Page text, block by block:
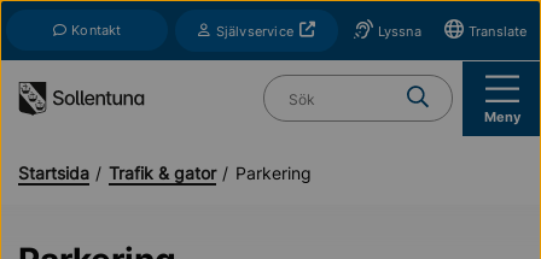
Kontakt SjälvserviceÖppnas i nytt fönsterLyssna Translate
Vad söker du?
Meny
Startsida Trafik & gator Parkering